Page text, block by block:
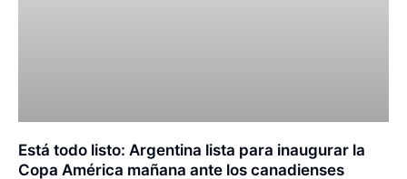
Está todo listo: Argentina lista para inaugurar la
Copa América mañana ante los canadienses